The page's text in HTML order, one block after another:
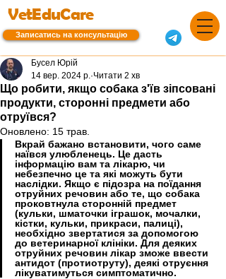
VetEduCare
Записатись на консультацію
Що робити, якщо собака з'їв зіпсовані
продукти, сторонні предмети або
отруївся?
Бусел Юрій
14 вер. 2024 р. Читати 2 хв
Оновлено: 15 трав.
Вкрай бажано встановити, чого саме
наївся улюбленець. Це дасть
інформацію вам та лікарю, чи
небезпечно це та які можуть бути
наслідки. Якщо є підозра на поїдання
отруйних речовин або те, що собака
проковтнула сторонній предмет
(кульки, шматочки іграшок, мочалки,
кістки, кульки, прикраси, палиці),
необхідно звертатися за допомогою
до ветеринарної клініки. Для деяких
отруйних речовин лікар зможе ввести
антидот (протиотруту), деякі отруєння
лікуватимуться симптоматично.